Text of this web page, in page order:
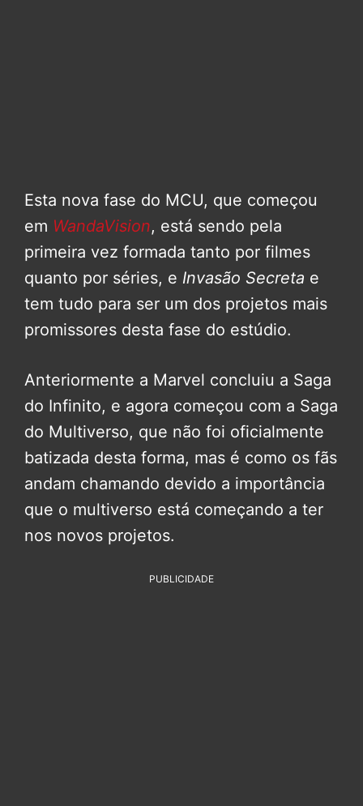
Esta nova fase do MCU, que começou
em WandaVision, está sendo pela
primeira vez formada tanto por filmes
quanto por séries, e Invasão Secreta e
tem tudo para ser um dos projetos mais
promissores desta fase do estúdio.
Anteriormente a Marvel concluiu a Saga
do Infinito, e agora começou com a Saga
do Multiverso, que não foi oficialmente
batizada desta forma, mas é como os fãs
andam chamando devido a importância
que o multiverso está começando a ter
nos novos projetos.
PUBLICIDADE